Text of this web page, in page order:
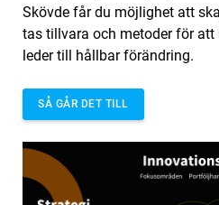
Skövde får du möjlighet att
tas tillvara och metoder för
leder till hållbar förändring.
SÅ GÅR DET TILL